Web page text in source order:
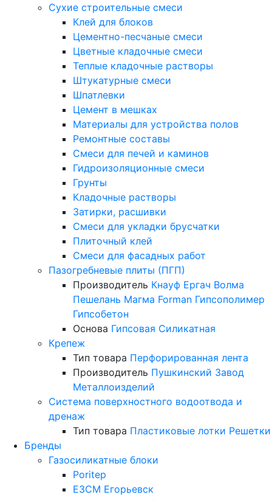
Сухие строительные смеси
Клей для блоков
Цементно-песчаные смеси
Цветные кладочные смеси
Теплые кладочные растворы
Штукатурные смеси
Шпатлевки
Цемент в мешках
Материалы для устройства полов
Ремонтные составы
Смеси для печей и каминов
Гидроизоляционные смеси
Грунты
Кладочные растворы
Затирки, расшивки
Смеси для укладки брусчатки
Плиточный клей
Смеси для фасадных работ
Пазогребневые плиты (ПГП)
Производитель Кнауф Ергач Волма
Пешелань Магма Forman Гипсополимер
Гипсобетон
Основа Гипсовая Силикатная
Крепеж
Тип товара Перфорированная лента
Производитель Пушкинский Завод
Металлоизделий
Система поверхностного водоотвода и
дренаж
Тип товара Пластиковые лотки Решетки
Бренды
Газосиликатные блоки
Poritep
ЕЗСМ Егорьевск